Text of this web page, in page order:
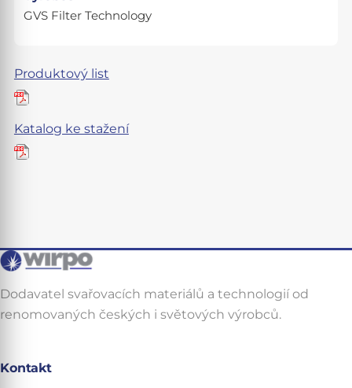
GVS Filter Technology
Produktový list
Katalog ke stažení
Dodavatel svařovacích materiálů a technologií od
renomovaných českých i světových výrobců.
Kontakt